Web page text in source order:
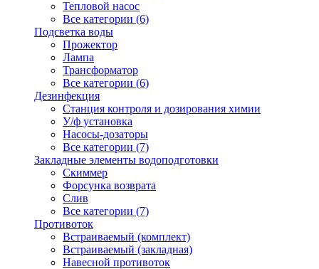
Тепловой насос
Все категории (6)
Подсветка воды
Прожектор
Лампа
Трансформатор
Все категории (6)
Дезинфекция
Станция контроля и дозирования химии
У/ф установка
Насосы-дозаторы
Все категории (7)
Закладные элементы водоподготовки
Скиммер
Форсунка возврата
Слив
Все категории (7)
Противоток
Встраиваемый (комплект)
Встраиваемый (закладная)
Навесной противоток